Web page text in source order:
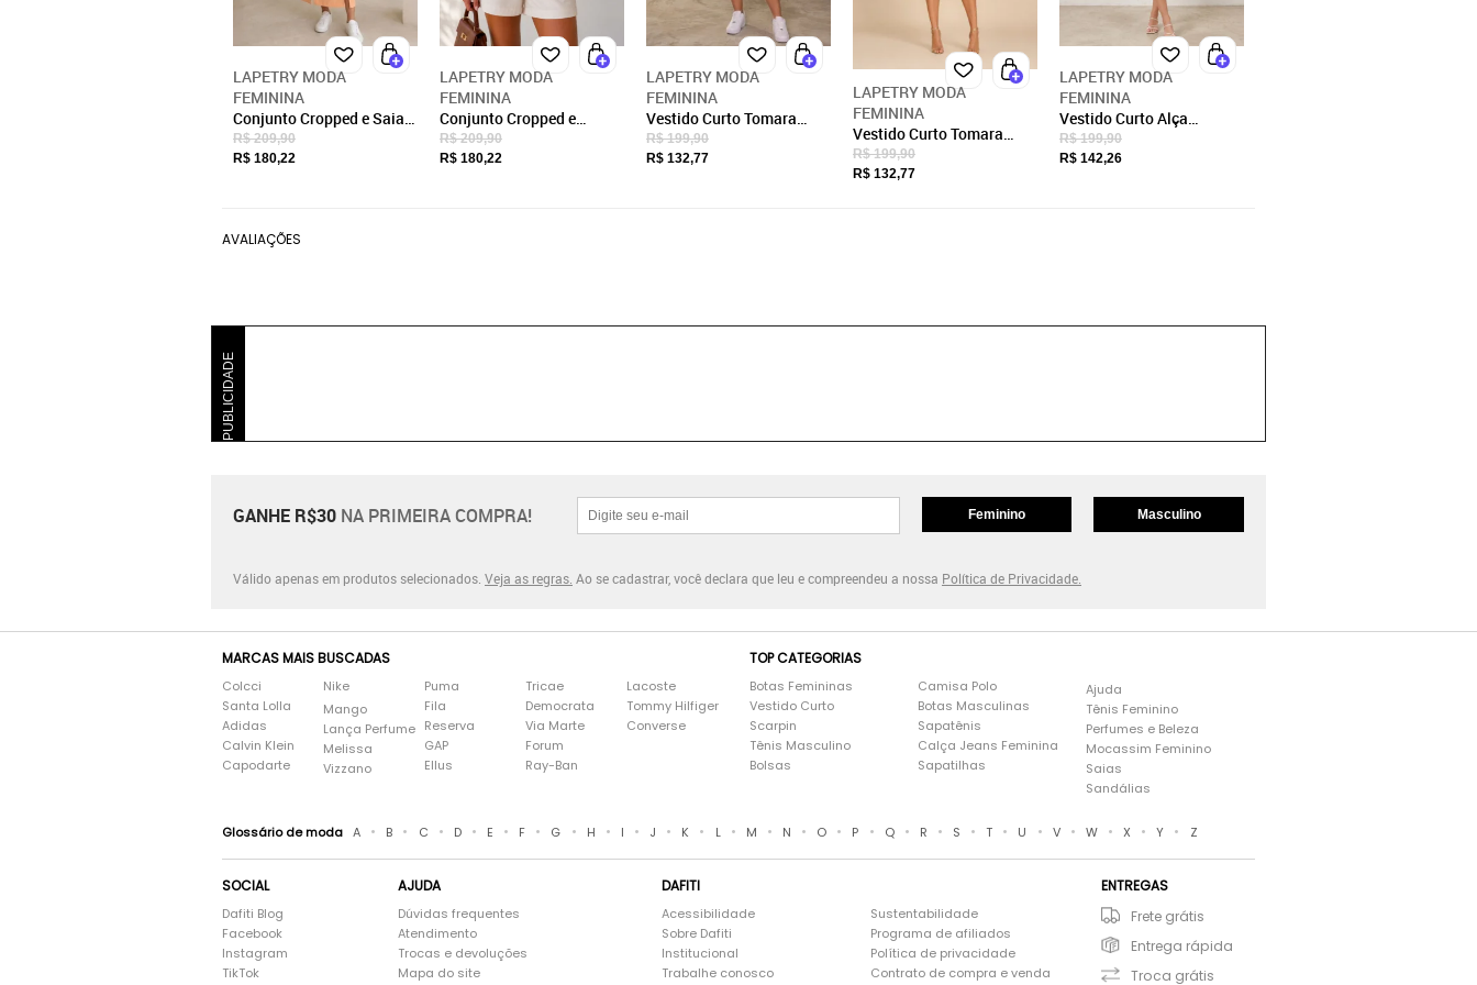
LAPETRY MODA
FEMININA
Conjunto Cropped e Saia
Fenda Alfaiataria Lapetry
Moda Blogueira Casual e
R$ 209,90
R$ 180,22
LAPETRY MODA
FEMININA
Conjunto Cropped e
Bermuda Alfaiataria
Lapetry Moda Blogueira
R$ 209,90
R$ 180,22
LAPETRY MODA
FEMININA
Vestido Curto Tomara
Caia Fenda Detalhe
Choquer Lapetry Moda
R$ 199,90
R$ 132,77
LAPETRY MODA
FEMININA
Vestido Curto Tomara
Caia Fenda Detalhe
Choquer Lapetry Moda
R$ 199,90
R$ 132,77
LAPETRY MODA
FEMININA
Vestido Curto Alça
Regulavel Amarração
Lapetry Moda Blogueira
R$ 199,90
R$ 142,26
AVALIAÇÕES
PUBLICIDADE
GANHE R$30 NA PRIMEIRA COMPRA! Feminino Masculino
Válido apenas em produtos selecionados. Veja as regras. Ao se cadastrar, você declara que leu e compreendeu a nossa Política de Privacidade.
MARCAS MAIS BUSCADAS
Colcci
Santa Lolla
Adidas
Calvin Klein
Capodarte
Nike
Mango
Lança Perfume
Melissa
Vizzano
Puma
Fila
Reserva
GAP
Ellus
Tricae
Democrata
Via Marte
Forum
Ray-Ban
Lacoste
Tommy Hilfiger
Converse
TOP CATEGORIAS
Botas Femininas
Vestido Curto
Scarpin
Tênis Masculino
Bolsas
Camisa Polo
Botas Masculinas
Sapatênis
Calça Jeans Feminina
Sapatilhas
Ajuda
Tênis Feminino
Perfumes e Beleza
Mocassim Feminino
Saias
Sandálias
Glossário de moda A • B • C • D • E • F • G • H • I • J • K • L • M • N • O • P • Q • R • S • T • U • V • W • X • Y • Z
SOCIAL
Dafiti Blog
Facebook
Instagram
TikTok
AJUDA
Dúvidas frequentes
Atendimento
Trocas e devoluções
Mapa do site
DAFITI
Acessibilidade
Sobre Dafiti
Institucional
Trabalhe conosco
Sustentabilidade
Programa de afiliados
Política de privacidade
Contrato de compra e venda
ENTREGAS
Frete grátis
Entrega rápida
Troca grátis